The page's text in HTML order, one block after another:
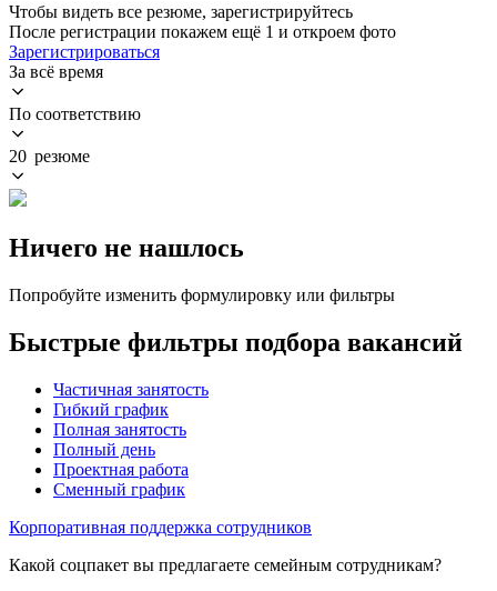
Чтобы видеть все резюме, зарегистрируйтесь
После регистрации покажем ещё 1 и откроем фото
Зарегистрироваться
За всё время
По соответствию
20 резюме
Ничего не нашлось
Попробуйте изменить формулировку или фильтры
Быстрые фильтры подбора вакансий
Частичная занятость
Гибкий график
Полная занятость
Полный день
Проектная работа
Сменный график
Корпоративная поддержка сотрудников
Какой соцпакет вы предлагаете семейным сотрудникам?